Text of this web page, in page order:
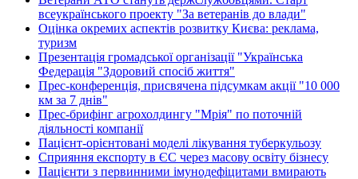
всеукраїнського проекту "За ветеранів до влади"
Оцінка окремих аспектів розвитку Києва: реклама,
туризм
Презентація громадської організації "Українська
Федерація "Здоровий спосіб життя"
Прес-конференція, присвячена підсумкам акції "10 000
км за 7 днів"
Прес-брифінг агрохолдингу "Мрія" по поточній
діяльності компанії
Пацієнт-орієнтовані моделі лікування туберкульозу
Сприяння експорту в ЄС через масову освіту бізнесу
Пацієнти з первинними імунодефіцитами вмирають